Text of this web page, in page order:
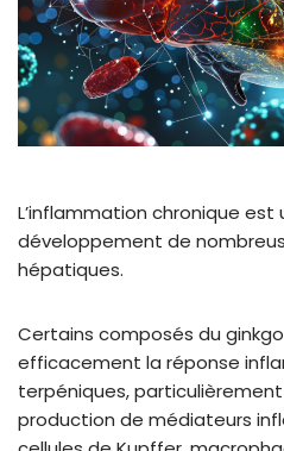
L’inflammation chronique
développement de
hépatiques.
Certains composés du
efficacement la réponse
terpéniques,
production de médiateurs